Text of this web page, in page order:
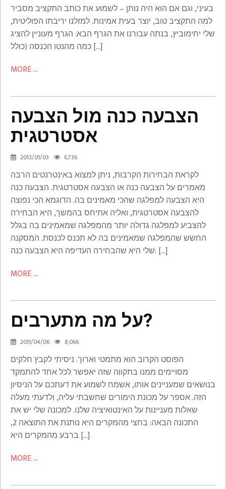
בעיני, וגם אם הוא היה נותן – לשמוע את כותב התקציב מסביר
למה התקציב טוב, יוצר בעית אמינות. למזלנו יריבתו הפוליטית,
שלי יחימוביץ, בנתה עבורנו את הגרף הבא: הגרף מעוניין להציג
כמה מהנטו הכנסה (כולל […]
MORE ...
הצבעה כנה מול הצבעה
אסטרטגית
2013/01/03 6,736
Israel
הצבעה
כנה
מול
אסטרטגית
לקראת הבחירות הקרבות, ניתן למצוא באינטרנטים הרבה
מאמרים על הצבעה כנה או הצבעה אסטרטגית. הצבעה כנה
היא הצבעה למפלגה שהכי מאמינים בה. הדוגמא הכי נפוצה
להצבעה אסטרטגית, ואליה אתיחס בהמשך, היא הבחירה
להצביע למפלגה גדולה יותר מהמפלגה שמאמינים בה בגלל
החשש שהמפלגה שמאמינים בה לא תכנס לכנסת. המסקנה
שלי היא שהבחירה העדיפה היא הצבעה כנה: […]
MORE ...
על מה מתערבים?
2011/04/06 8,066
Math
על
מתערבים?
הפוסט הקרוב הוא מתמטי וארוך. ניסיתי לקבץ חלקים
מסויימים ממנו בתקווה שזה יאפשר לכל אחד להתמקד
בנושאים שמעניינים אותו, אשמח לשמוע את דעתכם על הניסיון
הזה. אספר על מכונת הימורים שחשבתי עליה, ולדעתי מעלה
שאלות מעניינות על האינטואיציה שלנו. למכונה שלי יש את
התכונה הבאה: בחצי מהמקרים היא נותנת את התוצאה 2,
ברבע מהמקרים היא […]
MORE ...